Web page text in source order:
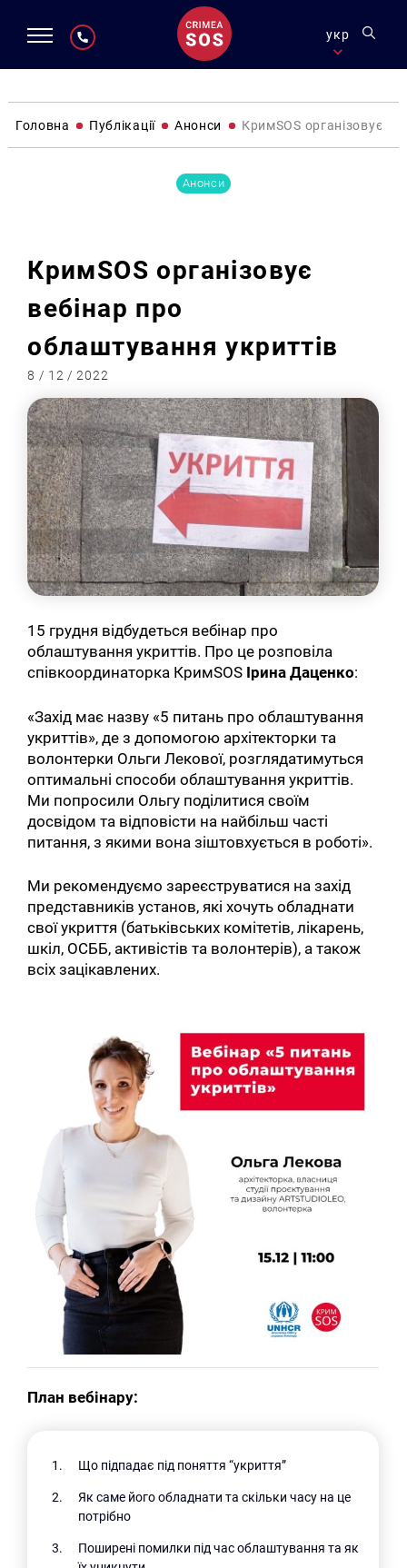
укр
Головна Публікації Анонси КримSOS організовує
Анонси
КримSOS організовує
вебінар про
облаштування укриттів
8 / 12 / 2022
15 грудня відбудеться вебінар про
облаштування укриттів. Про це розповіла
співкоординаторка КримSOS Ірина Даценко:
«Захід має назву «5 питань про облаштування
укриттів», де з допомогою архітекторки та
волонтерки Ольги Лекової, розглядатимуться
оптимальні способи облаштування укриттів.
Ми попросили Ольгу поділитися своїм
досвідом та відповісти на найбільш часті
питання, з якими вона зіштовхується в роботі».
Ми рекомендуємо зареєструватися на захід
представників установ, які хочуть обладнати
свої укриття (батьківських комітетів, лікарень,
шкіл, ОСББ, активістів та волонтерів), а також
всіх зацікавлених.
План вебінару:
Що підпадає під поняття “укриття”
Як саме його обладнати та скільки часу на це
потрібно
Поширені помилки під час облаштування та як